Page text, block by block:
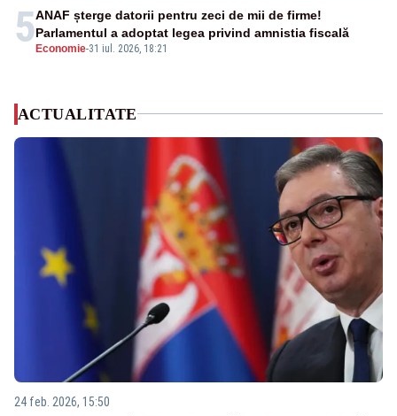
5Economie-31 iul. 2026, 18:21
ANAF șterge datorii pentru zeci de mii de firme!
Parlamentul a adoptat legea privind amnistia fiscală
ACTUALITATE
24 feb. 2026, 15:50